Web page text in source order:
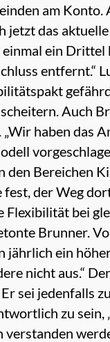
am
jetzt das
ein
entfernt.“
Auch
haben das
den Bereichen
der Weg
Flexibilität bei
Brunner.
jährlich ein
nicht aus.“
sei jedenfalls
zu sein,
verstanden